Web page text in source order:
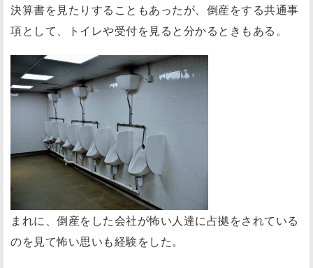
決算書を見たりすることもあったが、倒産をする共通事
項として、トイレや受付を見ると分かるときもある。
まれに、倒産をした会社が怖い人達に占拠をされている
のを見て怖い思いも経験をした。